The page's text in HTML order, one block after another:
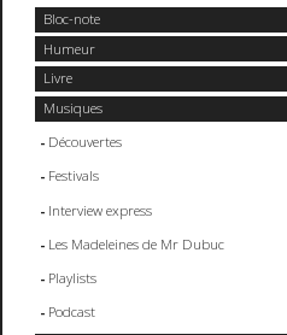
Bloc-note
Humeur
Livre
Musiques
Découvertes
Festivals
Interview express
Les Madeleines de Mr Dubuc
Playlists
Podcast